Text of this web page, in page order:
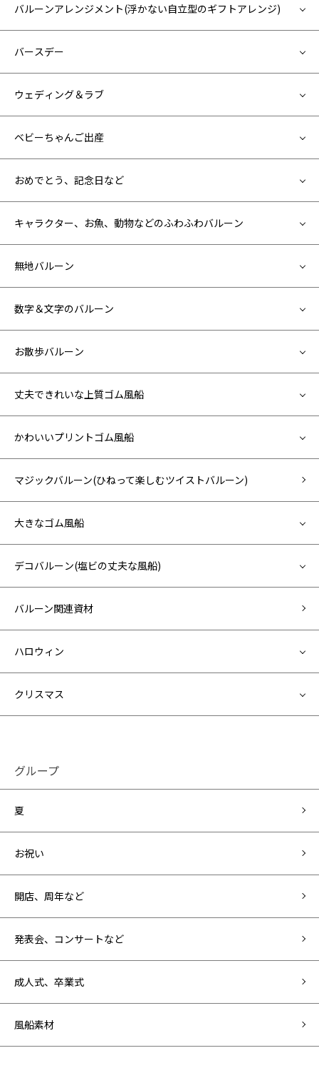
バルーンアレンジメント(浮かない自立型のギフトアレンジ)
バースデー
ウェディング＆ラブ
ベビーちゃんご出産
おめでとう、記念日など
キャラクター、お魚、動物などのふわふわバルーン
無地バルーン
数字＆文字のバルーン
お散歩バルーン
丈夫できれいな上質ゴム風船
かわいいプリントゴム風船
マジックバルーン(ひねって楽しむツイストバルーン)
大きなゴム風船
デコバルーン(塩ビの丈夫な風船)
バルーン関連資材
ハロウィン
クリスマス
グループ
夏
お祝い
開店、周年など
発表会、コンサートなど
成人式、卒業式
風船素材